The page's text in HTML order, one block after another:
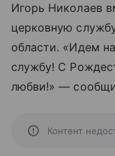
Игорь Николаев
церковную
области. «Идем
службу! С
любви!» —
Контент